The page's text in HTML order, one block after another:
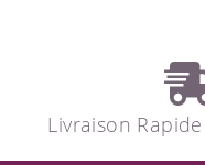
Livraison Rapide